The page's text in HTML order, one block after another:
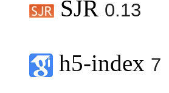
SJR 0.13
h5-index 7